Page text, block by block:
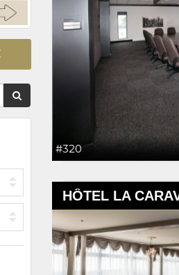
#320
HÔTEL LA